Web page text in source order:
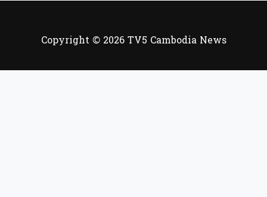
Copyright © 2026 TV5 Cambodia News